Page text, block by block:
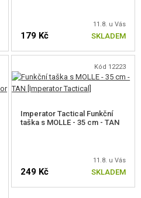
11.8. u Vás
179 Kč SKLADEM
Kód 12223
Imperator Tactical Funkční
taška s MOLLE - 35 cm - TAN
11.8. u Vás
249 Kč SKLADEM